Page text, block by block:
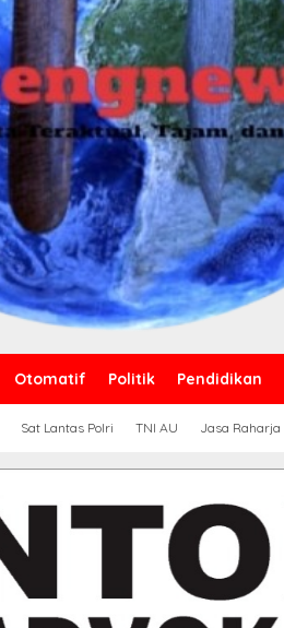
Otomatif Politik Pendidikan
Sat Lantas Polri TNI AU Jasa Raharja